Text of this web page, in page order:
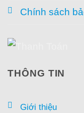
Chính sách
THÔNG TIN
Giới thiệu